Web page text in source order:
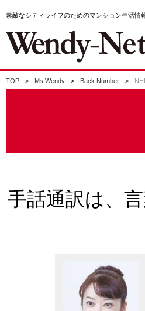
素敵なシティライフのためのマンション生活情
TOP Ms Wendy Back Number
手話通訳は、